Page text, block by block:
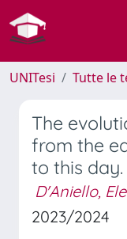
UNITesi Tutte le
The
from the
to this day.
D'Aniello,
2023/2024